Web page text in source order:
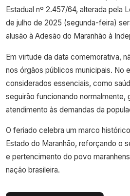
Estadual nº 2.457/64, alterada pela
de julho de 2025 (segunda-feira)
alusão à Adesão do Maranhão à
Em virtude da data comemorativa,
nos órgãos públicos municipais. No
considerados essenciais, como
seguirão funcionando normalmente,
atendimento às demandas da
O feriado celebra um marco
Estado do Maranhão, reforçando o
e pertencimento do povo
nação brasileira.